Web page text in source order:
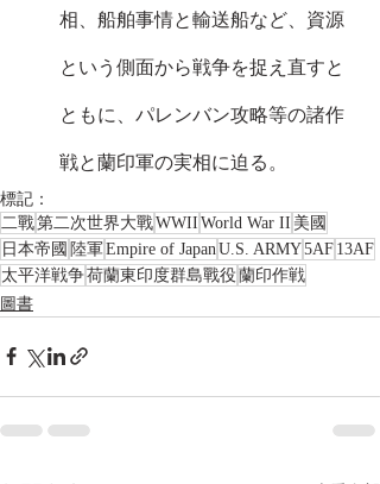
相、船舶事情と輸送船など、資源
という側面から戦争を捉え直すと
ともに、パレンバン攻略等の諸作
戦と蘭印軍の実相に迫る。
標記：
二戰第二次世界大戰WWII World War II 美國
日本帝國 陸軍Empire of Japan U.S. ARMY5AF 13AF
太平洋戦争荷蘭東印度群島戰役蘭印作戦
圖書